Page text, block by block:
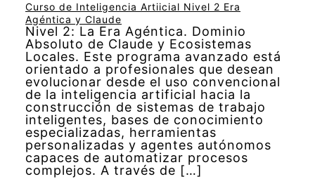
Curso de Inteligencia Artiicial Nivel 2 Era
Agéntica y Claude
Nivel 2: La Era Agéntica. Dominio
Absoluto de Claude y Ecosistemas
Locales. Este programa avanzado está
orientado a profesionales que desean
evolucionar desde el uso convencional
de la inteligencia artificial hacia la
construcción de sistemas de trabajo
inteligentes, bases de conocimiento
especializadas, herramientas
personalizadas y agentes autónomos
capaces de automatizar procesos
complejos. A través de […]